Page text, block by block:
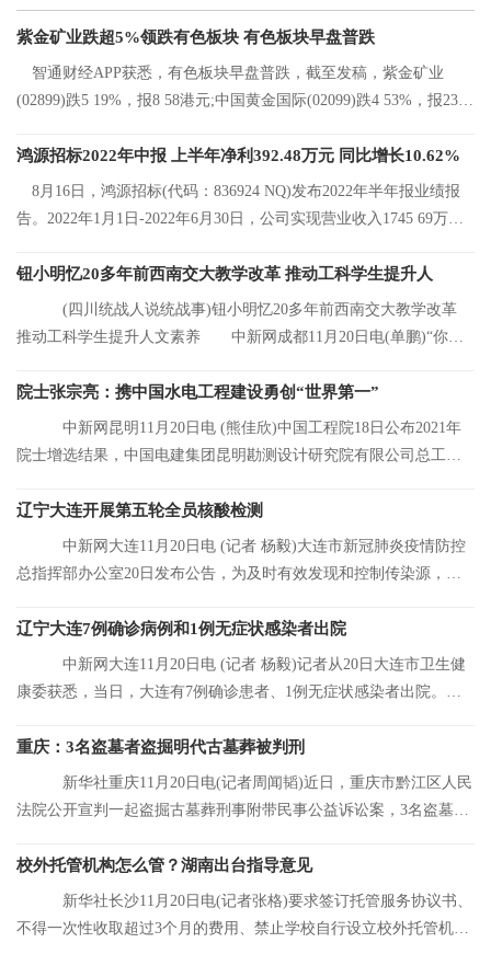
紫金矿业跌超5%领跌有色板块 有色板块早盘普跌
智通财经APP获悉，有色板块早盘普跌，截至发稿，紫金矿业
(02899)跌5 19%，报8 58港元;中国黄金国际(02099)跌4 53%，报23 2
鸿源招标2022年中报 上半年净利392.48万元 同比增长10.62%
8月16日，鸿源招标(代码：836924 NQ)发布2022年半年报业绩报
告。2022年1月1日-2022年6月30日，公司实现营业收入1745 69万
钮小明忆20多年前西南交大教学改革 推动工科学生提升人
(四川统战人说统战事)钮小明忆20多年前西南交大教学改革
推动工科学生提升人文素养 中新网成都11月20日电(单鹏)“你们
院士张宗亮：携中国水电工程建设勇创“世界第一”
中新网昆明11月20日电 (熊佳欣)中国工程院18日公布2021年
院士增选结果，中国电建集团昆明勘测设计研究院有限公司总工程
辽宁大连开展第五轮全员核酸检测
中新网大连11月20日电 (记者 杨毅)大连市新冠肺炎疫情防控
总指挥部办公室20日发布公告，为及时有效发现和控制传染源，结
辽宁大连7例确诊病例和1例无症状感染者出院
中新网大连11月20日电 (记者 杨毅)记者从20日大连市卫生健
康委获悉，当日，大连有7例确诊患者、1例无症状感染者出院。目
重庆：3名盗墓者盗掘明代古墓葬被判刑
新华社重庆11月20日电(记者周闻韬)近日，重庆市黔江区人民
法院公开宣判一起盗掘古墓葬刑事附带民事公益诉讼案，3名盗墓者
校外托管机构怎么管？湖南出台指导意见
新华社长沙11月20日电(记者张格)要求签订托管服务协议书、
不得一次性收取超过3个月的费用、禁止学校自行设立校外托管机